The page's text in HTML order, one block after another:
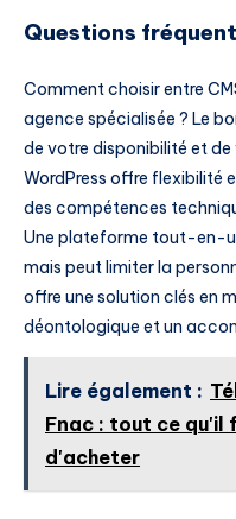
Questions
Comment choisir entre
agence spécialisée ? Le
de votre disponibilité et
WordPress offre flexibilité
des compétences
Une plateforme tout-en-
mais peut limiter la
offre une solution clés en
déontologique et un
Lire également :
Fnac : tout ce
d'acheter